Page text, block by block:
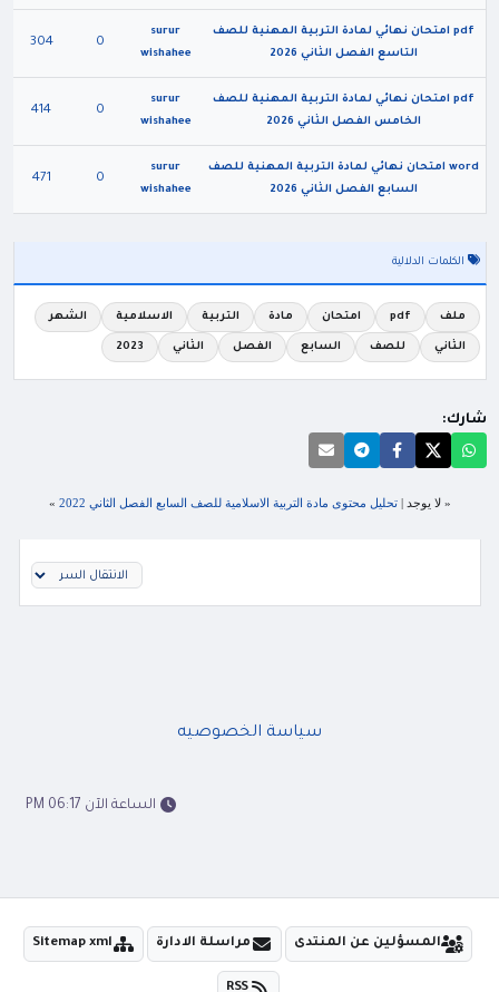
pdf امتحان نهائي لمادة التربية المهنية للصف
التاسع الفصل الثاني 2026
surur
wishahee
0
304
pdf امتحان نهائي لمادة التربية المهنية للصف
الخامس الفصل الثاني 2026
surur
wishahee
0
414
word امتحان نهائي لمادة التربية المهنية للصف
السابع الفصل الثاني 2026
surur
wishahee
0
471
الكلمات الدلالية
ملف pdf امتحان مادة التربية الاسلامية الشهر
الثاني للصف السابع الفصل الثاني 2023
شارك:
« لا يوجد |تحليل محتوى مادة التربية الاسلامية للصف السابع الفصل الثاني 2022 »
سياسة الخصوصيه
الساعة الآن 06:17 PM
المسؤلين عن المنتدى مراسلة الادارة Sitemap xml
RSS